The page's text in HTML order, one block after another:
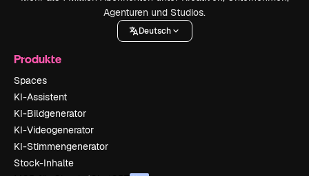
Agenturen und Studios.
Deutsch
Produkte
Spaces
KI-Assistent
KI-Bildgenerator
KI-Videogenerator
KI-Stimmengenerator
Stock-Inhalte